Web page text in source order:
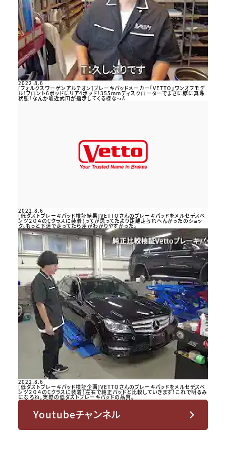
2022.8.6
[フォルクスワーゲンアルテオン]ブレーキパッドメーカー「VETTO」ワンオフモデ
ル！フロント6ポッドにリア4ポッド！355mmディスクローターでまさに豚に真珠
状態！なんか最近武田が指示してくる様なった
2022.8.6
[低ダストブレーキパッド検証結果]VETTOさんのブレーキパッドをメルセデスベ
ンツ２０４のCクラスに装着！ってか思ってたより距離走られへんかったのショッ
ク。もっと下道で走ってたら差がわかりやすかった。
2022.8.6
[低ダストブレーキパッド検証企画]VETTOさんのブレーキパッドをメルセデスベ
ンツ２０４のCクラスに装着！左右で純正パッドと比較していきます！これで明るみ
になるね。実際の低ダストブレーキパッドの品質。
Youtubeチャンネル